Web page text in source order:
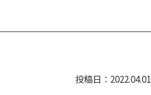
2022.04.01